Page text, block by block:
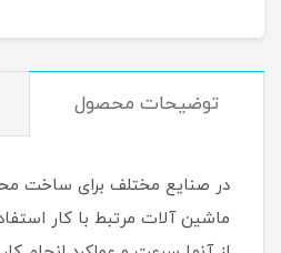
توضیحات محصول
در صنایع مختلف برای ساخت
ماشین آلات مرتبط با کار